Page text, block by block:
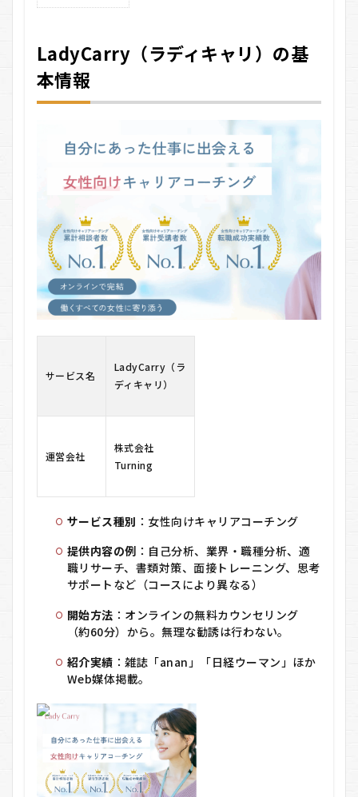
2
LadyCarry（ラ
ディキャリ）の
悪い口コミ
LadyCarry（ラ
ディキャリ）の
良い口コミ
LadyCarry（ラ
ディキャリ）の
料金は？
5
LadyCarry（ラ
ディキャリ）の
利用の流れ
6
ディキャリ）の
メリット・デメ
LadyCarry（ラ
ディキャリ）を
おすすめする人
LadyCarry（ラ
関するQ＆A
LadyCarry（ラディキャリ）の基
本情報
サービス名
LadyCarry（ラ
ディキャリ）
運営会社
株式会社
Turning
サービス種別 ：女性向けキャリアコーチング
提供内容の例 ：自己分析、業界・職種分析、適
職リサーチ、書類対策、面接トレーニング、思考
サポートなど（コースにより異なる）
開始方法 ：オンラインの無料カウンセリング
（約60分）から。無理な勧誘は行わない。
紹介実績 ：雑誌「anan」「日経ウーマン」ほか
Web媒体掲載。